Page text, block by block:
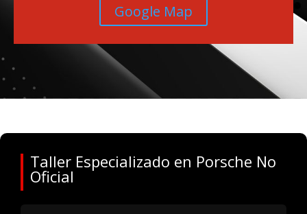
Google Map
Taller Especializado en Porsche No
Oficial